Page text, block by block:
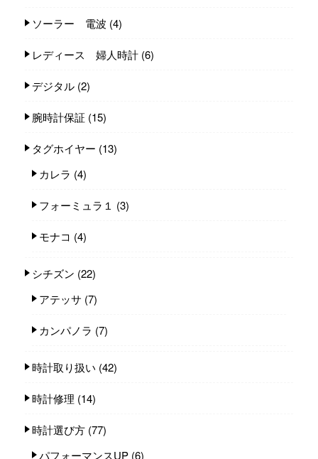
ソーラー 電波 (4)
レディース 婦人時計 (6)
デジタル (2)
腕時計保証 (15)
タグホイヤー (13)
カレラ (4)
フォーミュラ１ (3)
モナコ (4)
シチズン (22)
アテッサ (7)
カンパノラ (7)
時計取り扱い (42)
時計修理 (14)
時計選び方 (77)
パフォーマンスUP (6)